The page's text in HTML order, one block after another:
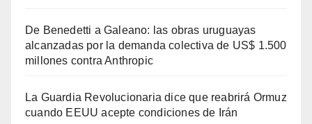
De Benedetti a Galeano: las obras uruguayas
alcanzadas por la demanda colectiva de US$ 1.500
millones contra Anthropic
La Guardia Revolucionaria dice que reabrirá Ormuz
cuando EEUU acepte condiciones de Irán